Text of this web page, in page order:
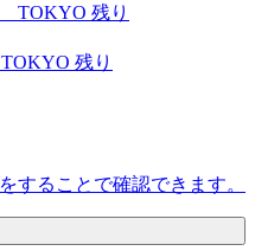
残り
残り
をすることで確認できます。